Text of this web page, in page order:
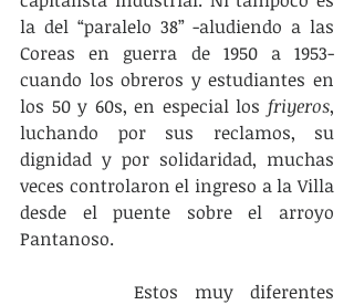
la del “paralelo 38” -aludiendo a las
Coreas en guerra de 1950 a 1953-
cuando los obreros y estudiantes en
los 50 y 60s, en especial los friyeros,
luchando por sus reclamos, su
dignidad y por solidaridad, muchas
veces controlaron el ingreso a la Villa
desde el puente sobre el arroyo
Pantanoso.